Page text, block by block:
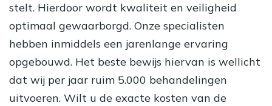
stelt. Hierdoor wordt kwaliteit en veiligheid
optimaal gewaarborgd. Onze specialisten
hebben inmiddels een jarenlange ervaring
opgebouwd. Het beste bewijs hiervan is wellicht
dat wij per jaar ruim 5.000 behandelingen
uitvoeren. Wilt u de exacte kosten van de